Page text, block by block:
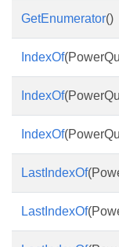
GetEnumerator()
IndexOf
IndexOf
IndexOf
LastIndexOf
LastIndexOf